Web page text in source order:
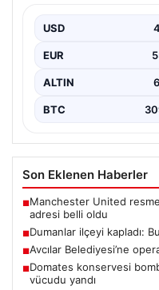
USD
EUR
ALTIN
BTC
Son Eklenen Haberler
■Manchester United
adresi belli oldu
■Dumanlar ilçeyi kapladı:
■Avcılar Belediyesi’ne
■Domates konservesi
vücudu yandı